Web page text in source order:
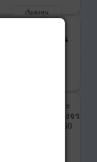
เริ่มลงทุน
ติดตามการลงทุน
และ
ที่ครบวงจร
360